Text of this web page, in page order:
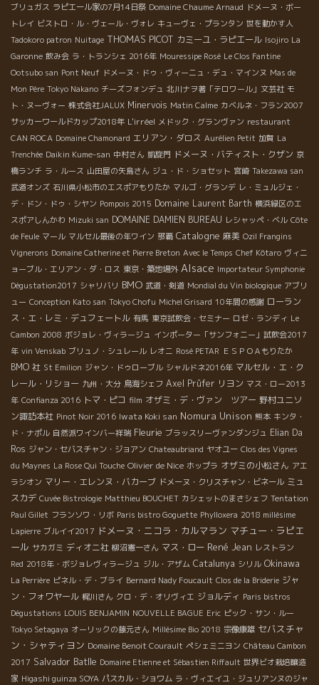
ブリュガス ラピエール家の7月14日祭 Domaine Chaume Arnaud ドメーヌ・ボー
トレイ ビストロ・ル・ヴェール・ヴォレ キューヴェ・プランタン 世を動かす人
Tadokoro patron Nuitage THOMAS PICOT カミーユ・ラピエール Isojiro La
Garonne 飲み会 ラ・トランシェ 2016年 Mouressipe Rosé Le Clos Fantine
Ootsubo san Pont Neuf ドメーヌ・ドゥ・ヴィーニュ・デュ・マインヌ Mas de
Mon Père Tokyo Nakano チーズフォンデュ 北川ナヲ著「テロワール」文芸社 モ
ト・ヌーヴォー 株式会社JALUX Minervois Matin Calme カベルネ・フラン2007
サッカーワールドカップ2018年 L'irréel メドック・グランヴァン restaurant
CAN ROCA Domaine Chamonard エリアン・ダロス Aurélien Petit 加賀 La
Trenchée Daikin Kume-san 中村さん 凱旋門 ドメーヌ・バティスト・クザン 京
橋ランチ ラ・ルース 山田屋の矢島さん ジュ・ド・ショセット 宮崎 Takezawa san
武道オンズ 石川県小松市のエスポアもりたか マルゴ・グランデ レ・ミュルジェ・
デ・ドン・ドゥ・シヤン Pompois 2015 Domaine Laurent Barth 横浜緑区のエ
スポアしんかわ Mizuki san DOMAINE DAMIEN BUREAU レシャッペ・ベル Côte
de Feule マール マルセル最後の年ワイン 那覇 Catalogne 麻美 Ozil Frangins
Vignerons Domaine Catherine et Pierre Breton Avec le Temps Chef Kôtaro ヴィニ
ョーブル・エリアン・ダ・ロス 東京・築地場外 Alsace Importateur Symphonie
Dégustation2017 シャリバリ BMO 武道・剣道 Mondial du Vin biologique アブリ
ュー Conception Kato san Tokyo Chofu Michel Grisard 10年間の感謝 ローラン
ス・エ・レミ・デュフェートル 有馬 東京試飲会・セミナー ロゼ・ランディ Le
Cambon 2008 ボジョレ・ヴィラージュ インポーター「サンフォニー」試飲会2017
年 vin Venskab ブリュノ・シュレール レオニ Rosé PETAR ＥＳＰＯＡもりたか
BMO 社 St Emilion ジャン・ドゥローブル シャルドネ2016年 マルセル・エ・ク
レール・リショー 九州・大分 鳥海シェフ Axel Prüfer リヨン マス・ロー2013
年 Confianza 2016 トマ・ピコ film オザミ・デ・ヴァン ツアー 野村ユニソ
ン諏訪本社 Pinot Noir 2016 Iwata Koki san Nomura Unison 熊本 キンタ・
ド・ナポル 自然派ワインバー祥瑞 Fleurie ブラッスリーヴァンダンジュ Elian Da
Ros ジャン・セバスチャン・ジョアン Chateaubriand ヤオユー Clos des Vignes
du Maynes La Rose Qui Touche Olivier de Nice ホップラ オザミの小松さん アエ
ラシオン マリー・エレンヌ・バカーブ ドメーヌ・クリスチャン・ビネール ミュ
スカデ Cuvée Bistrologie Matthieu BOUCHET カシェットのまさシェフ Tentation
Paul Gillet フランソワ・リボ Paris bistro Goguette Phylloxera 2018 millésime
Lapierre ブルイイ2017 ドメーヌ・ニコラ・カルマラン マチュー・ラピエ
ール サカガミ ディオニ社 柳沼憲一さん マス・ロー René Jean レストラン
Red 2018年・ボジョレヴィラージュ ジル・アザム Catalunya シリル Okinawa
La Perrière ピネル・デ・ブライ Bernard Nady Foucault Clos de la Briderie ジャ
ン・フォワヤール 梶川さん クロ・デ・オリヴィエ ジョルディ Paris bistros
Dégustations LOUIS BENJAMIN NOUVELLE BAGUE Eric ピック・サン・ルー
Tokyo Setagaya オーリックの藤元さん Millésime Bio 2018 宗像康雄 セバスチャ
ン・シャティヨン Domaine Benoit Courault ペシェミニヨン Château Cambon
2017 Salvador Batlle Domaine Etienne et Sébastien Riffault 世界ビオ栽培醸造
家 Higashi guinza SOYA パスカル・ショワム ラ・ヴィエイユ・ジュリアンヌのジャ